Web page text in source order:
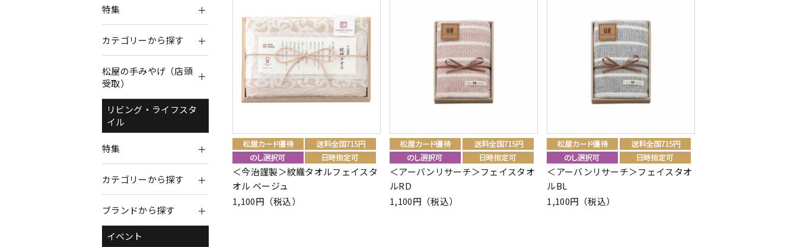
特集
カテゴリーから探す
松屋の手みやげ（店頭
受取）
リビング・ライフスタ
イル
特集
カテゴリーから探す
ブランドから探す
イベント
＜今治謹製＞紋織タオルフェイスタ
オル ベージュ
1,100円（税込）
＜アーバンリサーチ＞フェイスタオ
ルRD
1,100円（税込）
＜アーバンリサーチ＞フェイスタオ
ルBL
1,100円（税込）